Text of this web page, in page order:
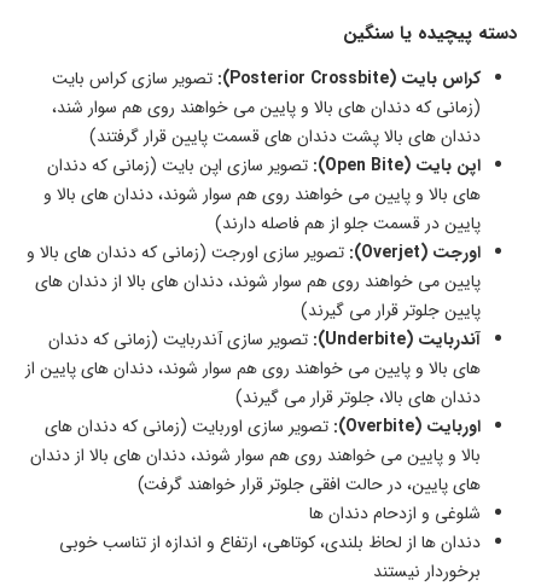
دسته پیچیده یا سنگین
کراس بایت (Posterior Crossbite):
تصویر سازی کراس بایت
(زمانی که دندان های بالا و پایین می خواهند روی هم سوار شند،
دندان های بالا پشت دندان های قسمت پایین قرار گرفتند)
اپن بایت (Open Bite):
تصویر سازی اپن بایت (زمانی که دندان
های بالا و پایین می خواهند روی هم سوار شوند، دندان های بالا و
پایین در قسمت جلو از هم فاصله دارند)
اورجت (Overjet):
تصویر سازی اورجت (زمانی که دندان های بالا و
پایین می خواهند روی هم سوار شوند، دندان های بالا از دندان های
پایین جلوتر قرار می گیرند)
آندربایت (Underbite):
تصویر سازی آندربایت (زمانی که دندان
های بالا و پایین می خواهند روی هم سوار شوند، دندان های پایین از
دندان های بالا، جلوتر قرار می گیرند)
اوربایت (Overbite):
تصویر سازی اوربایت (زمانی که دندان های
بالا و پایین می خواهند روی هم سوار شوند، دندان های بالا از دندان
های پایین، در حالت افقی جلوتر قرار خواهند گرفت)
شلوغی و ازدحام دندان ها
دندان ها از لحاظ بلندی، کوتاهی، ارتفاع و اندازه از تناسب خوبی
برخوردار نیستند